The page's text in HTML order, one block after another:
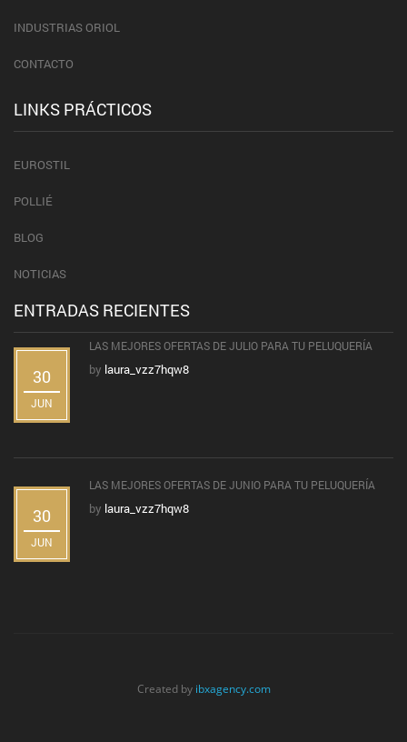
INDUSTRIAS ORIOL
CONTACTO
LINKS PRÁCTICOS
EUROSTIL
POLLIÉ
BLOG
NOTICIAS
ENTRADAS RECIENTES
30
JUN
LAS MEJORES OFERTAS DE JULIO PARA TU PELUQUERÍA
by laura_vzz7hqw8
30
JUN
LAS MEJORES OFERTAS DE JUNIO PARA TU PELUQUERÍA
by laura_vzz7hqw8
Created by ibxagency.com